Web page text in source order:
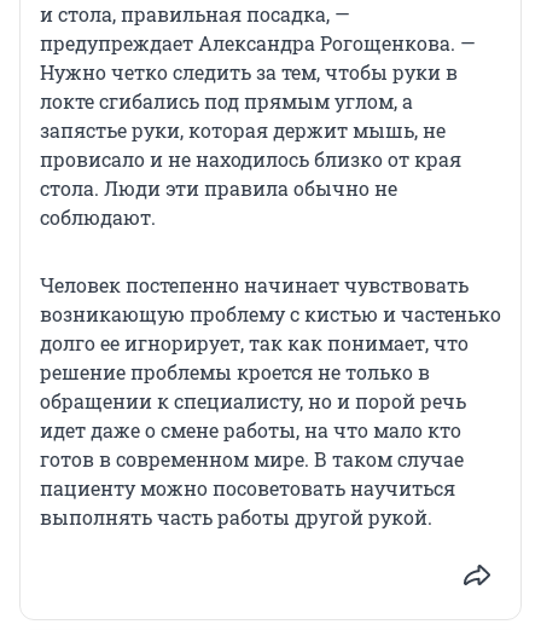
и стола, правильная посадка, —
предупреждает Александра Рогощенкова. —
Нужно четко следить за тем, чтобы руки в
локте сгибались под прямым углом, а
запястье руки, которая держит мышь, не
провисало и не находилось близко от края
стола. Люди эти правила обычно не
соблюдают.
Человек постепенно начинает чувствовать
возникающую проблему с кистью и частенько
долго ее игнорирует, так как понимает, что
решение проблемы кроется не только в
обращении к специалисту, но и порой речь
идет даже о смене работы, на что мало кто
готов в современном мире. В таком случае
пациенту можно посоветовать научиться
выполнять часть работы другой рукой.